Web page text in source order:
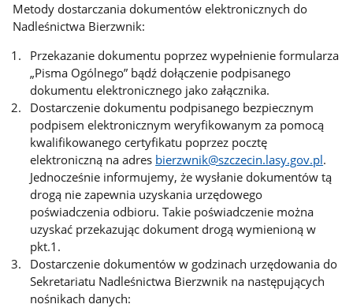
Metody dostarczania dokumentów elektronicznych do
Nadleśnictwa Bierzwnik:
Przekazanie dokumentu poprzez wypełnienie formularza
„Pisma Ogólnego” bądź dołączenie podpisanego
dokumentu elektronicznego jako załącznika.
Dostarczenie dokumentu podpisanego bezpiecznym
podpisem elektronicznym weryfikowanym za pomocą
kwalifikowanego certyfikatu poprzez pocztę
elektroniczną na adres bierzwnik@szczecin.lasy.gov.pl.
Jednocześnie informujemy, że wysłanie dokumentów tą
drogą nie zapewnia uzyskania urzędowego
poświadczenia odbioru. Takie poświadczenie można
uzyskać przekazując dokument drogą wymienioną w
pkt.1.
Dostarczenie dokumentów w godzinach urzędowania do
Sekretariatu Nadleśnictwa Bierzwnik na następujących
nośnikach danych: